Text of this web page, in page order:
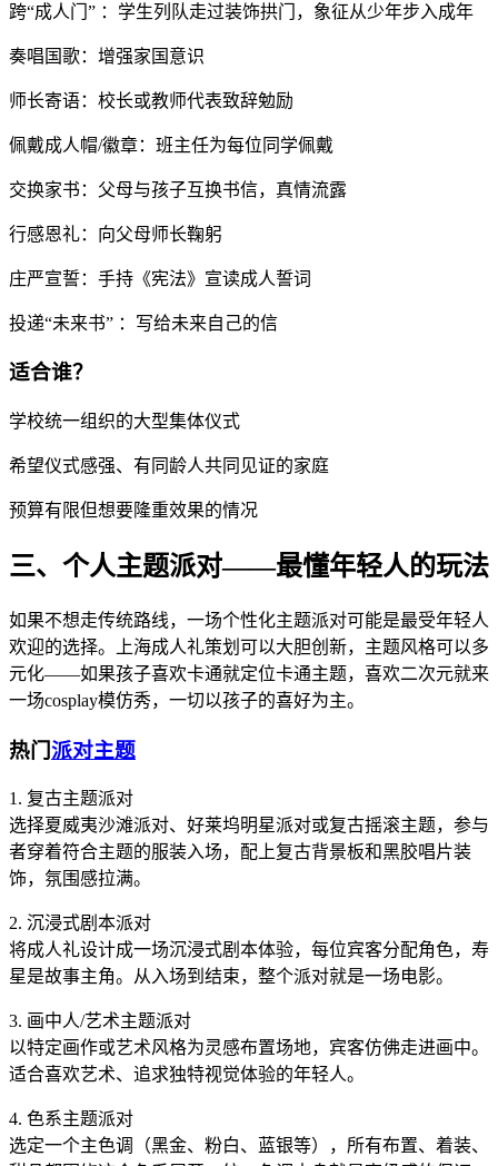
跨“成人门” ：学生列队走过装饰拱门，象征从少年步入成年
奏唱国歌：增强家国意识
师长寄语：校长或教师代表致辞勉励
佩戴成人帽/徽章：班主任为每位同学佩戴
交换家书：父母与孩子互换书信，真情流露
行感恩礼：向父母师长鞠躬
庄严宣誓：手持《宪法》宣读成人誓词
投递“未来书” ：写给未来自己的信
适合谁？
学校统一组织的大型集体仪式
希望仪式感强、有同龄人共同见证的家庭
预算有限但想要隆重效果的情况
三、个人主题派对——最懂年轻人的玩法
如果不想走传统路线，一场个性化主题派对可能是最受年轻人
欢迎的选择。上海成人礼策划可以大胆创新，主题风格可以多
元化——如果孩子喜欢卡通就定位卡通主题，喜欢二次元就来
一场cosplay模仿秀，一切以孩子的喜好为主。
热门派对主题
1. 复古主题派对
选择夏威夷沙滩派对、好莱坞明星派对或复古摇滚主题，参与
者穿着符合主题的服装入场，配上复古背景板和黑胶唱片装
饰，氛围感拉满。
2. 沉浸式剧本派对
将成人礼设计成一场沉浸式剧本体验，每位宾客分配角色，寿
星是故事主角。从入场到结束，整个派对就是一场电影。
3. 画中人/艺术主题派对
以特定画作或艺术风格为灵感布置场地，宾客仿佛走进画中。
适合喜欢艺术、追求独特视觉体验的年轻人。
4. 色系主题派对
选定一个主色调（黑金、粉白、蓝银等），所有布置、着装、